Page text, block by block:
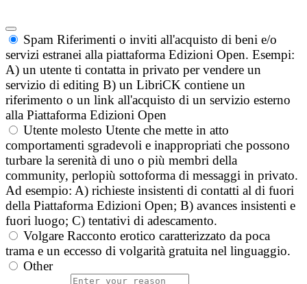
Spam Riferimenti o inviti all'acquisto di beni e/o
servizi estranei alla piattaforma Edizioni Open. Esempi:
A) un utente ti contatta in privato per vendere un
servizio di editing B) un LibriCK contiene un
riferimento o un link all'acquisto di un servizio esterno
alla Piattaforma Edizioni Open
Utente molesto Utente che mette in atto
comportamenti sgradevoli e inappropriati che possono
turbare la serenità di uno o più membri della
community, perlopiù sottoforma di messaggi in privato.
Ad esempio: A) richieste insistenti di contatti al di fuori
della Piattaforma Edizioni Open; B) avances insistenti e
fuori luogo; C) tentativi di adescamento.
Volgare Racconto erotico caratterizzato da poca
trama e un eccesso di volgarità gratuita nel linguaggio.
Other